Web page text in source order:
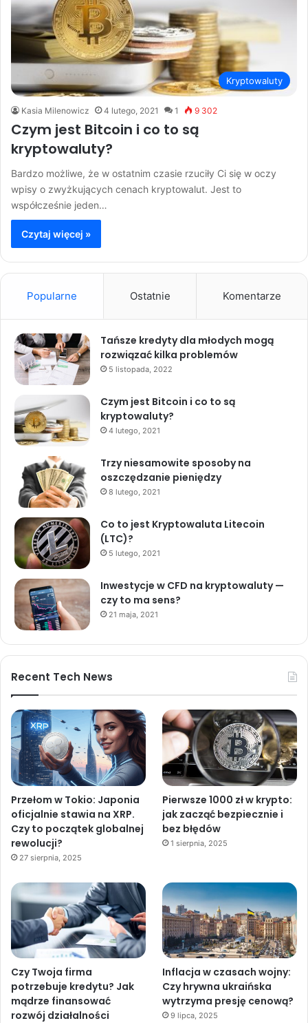
Kryptowaluty
Kasia Milenowicz 4 lutego, 2021 1 9 302
Czym jest Bitcoin i co to są
kryptowaluty?
Bardzo możliwe, że w ostatnim czasie rzuciły Ci się w oczy
wpisy o zwyżkujących cenach kryptowalut. Jest to
współcześnie jeden…
Czytaj więcej »
Popularne Ostatnie Komentarze
Tańsze kredyty dla młodych mogą
rozwiązać kilka problemów
5 listopada, 2022
Czym jest Bitcoin i co to są
kryptowaluty?
4 lutego, 2021
Trzy niesamowite sposoby na
oszczędzanie pieniędzy
8 lutego, 2021
Co to jest Kryptowaluta Litecoin
(LTC)?
5 lutego, 2021
Inwestycje w CFD na kryptowaluty —
czy to ma sens?
21 maja, 2021
Recent Tech News
Przełom w Tokio: Japonia
oficjalnie stawia na XRP.
Czy to początek globalnej
rewolucji?
27 sierpnia, 2025
Pierwsze 1000 zł w krypto:
jak zacząć bezpiecznie i
bez błędów
1 sierpnia, 2025
Czy Twoja firma
potrzebuje kredytu? Jak
mądrze finansować
rozwój działalności
Inflacja w czasach wojny:
Czy hrywna ukraińska
wytrzyma presję cenową?
9 lipca, 2025